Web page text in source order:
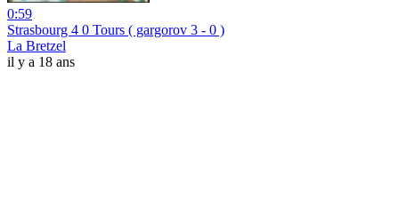
0:59
Strasbourg 4 0 Tours ( gargorov 3 - 0 )
La Bretzel
il y a 18 ans